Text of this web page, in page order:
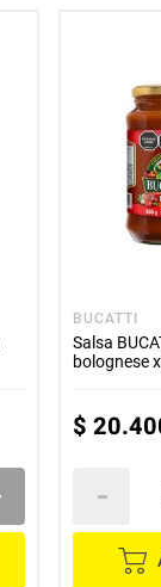
BUCATTI
Salsa
bolognese
$ 20.